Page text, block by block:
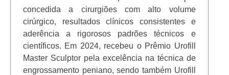
concedida a cirurgiões com alto volume
cirúrgico, resultados clínicos consistentes e
aderência a rigorosos padrões técnicos e
científicos. Em 2024, recebeu o Prêmio Urofill
Master Sculptor pela excelência na técnica de
engrossamento peniano, sendo também Urofill